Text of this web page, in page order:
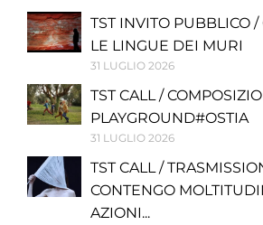
TST INVITO PUBBLICO
LE LINGUE DEI MURI
31 LUGLIO 2026
TST CALL /
PLAYGROUND#OSTIA
31 LUGLIO 2026
TST CALL /
CONTENGO
AZIONI...